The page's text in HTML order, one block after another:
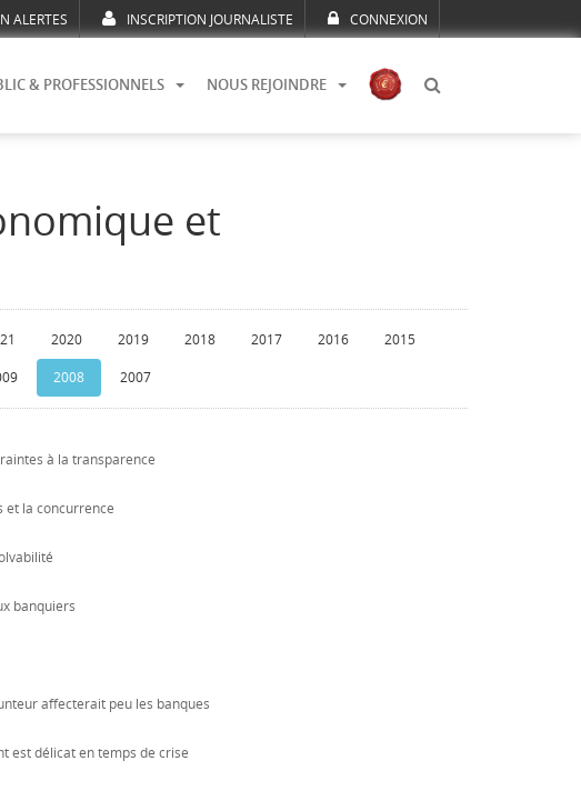
ALERTES INSCRIPTION JOURNALISTE CONNEXION
& PROFESSIONNELS NOUS REJOINDRE
et
2020 2019 2018 2017 2016 2015
2008 2007
à la transparence
et la concurrence
banquiers
affecterait peu les banques
est délicat en temps de crise